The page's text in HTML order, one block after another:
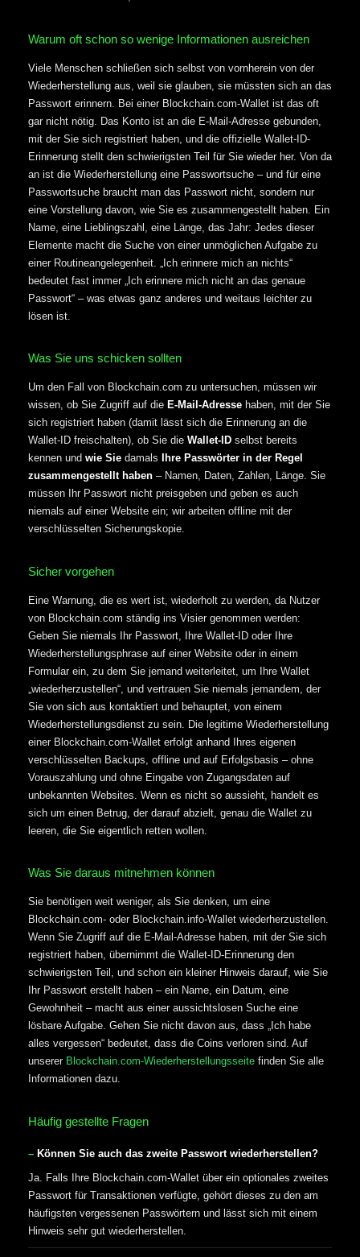
Warum oft schon so wenige Informationen ausreichen
Viele Menschen schließen sich selbst von vornherein von der
Wiederherstellung aus, weil sie glauben, sie müssten sich an das
Passwort erinnern. Bei einer Blockchain.com-Wallet ist das oft
gar nicht nötig. Das Konto ist an die E-Mail-Adresse gebunden,
mit der Sie sich registriert haben, und die offizielle Wallet-ID-
Erinnerung stellt den schwierigsten Teil für Sie wieder her. Von da
an ist die Wiederherstellung eine Passwortsuche – und für eine
Passwortsuche braucht man das Passwort nicht, sondern nur
eine Vorstellung davon, wie Sie es zusammengestellt haben. Ein
Name, eine Lieblingszahl, eine Länge, das Jahr: Jedes dieser
Elemente macht die Suche von einer unmöglichen Aufgabe zu
einer Routineangelegenheit. „Ich erinnere mich an nichts“
bedeutet fast immer „Ich erinnere mich nicht an das genaue
Passwort“ – was etwas ganz anderes und weitaus leichter zu
lösen ist.
Was Sie uns schicken sollten
Um den Fall von Blockchain.com zu untersuchen, müssen wir
wissen, ob Sie Zugriff auf die E-Mail-Adresse haben, mit der Sie
sich registriert haben (damit lässt sich die Erinnerung an die
Wallet-ID freischalten), ob Sie die Wallet-ID selbst bereits
kennen und wie Sie damals
Ihre Passwörter in der Regel
zusammengestellt haben – Namen, Daten, Zahlen, Länge. Sie
müssen Ihr Passwort nicht preisgeben und geben es auch
niemals auf einer Website ein; wir arbeiten offline mit der
verschlüsselten Sicherungskopie.
Sicher vorgehen
Eine Warnung, die es wert ist, wiederholt zu werden, da Nutzer
von Blockchain.com ständig ins Visier genommen werden:
Geben Sie niemals Ihr Passwort, Ihre Wallet-ID oder Ihre
Wiederherstellungsphrase auf einer Website oder in einem
Formular ein, zu dem Sie jemand weiterleitet, um Ihre Wallet
„wiederherzustellen“, und vertrauen Sie niemals jemandem, der
Sie von sich aus kontaktiert und behauptet, von einem
Wiederherstellungsdienst zu sein. Die legitime Wiederherstellung
einer Blockchain.com-Wallet erfolgt anhand Ihres eigenen
verschlüsselten Backups, offline und auf Erfolgsbasis – ohne
Vorauszahlung und ohne Eingabe von Zugangsdaten auf
unbekannten Websites. Wenn es nicht so aussieht, handelt es
sich um einen Betrug, der darauf abzielt, genau die Wallet zu
leeren, die Sie eigentlich retten wollen.
Was Sie daraus mitnehmen können
Sie benötigen weit weniger, als Sie denken, um eine
Blockchain.com- oder Blockchain.info-Wallet wiederherzustellen.
Wenn Sie Zugriff auf die E-Mail-Adresse haben, mit der Sie sich
registriert haben, übernimmt die Wallet-ID-Erinnerung den
schwierigsten Teil, und schon ein kleiner Hinweis darauf, wie Sie
Ihr Passwort erstellt haben – ein Name, ein Datum, eine
Gewohnheit – macht aus einer aussichtslosen Suche eine
lösbare Aufgabe. Gehen Sie nicht davon aus, dass „Ich habe
alles vergessen“ bedeutet, dass die Coins verloren sind. Auf
unserer Blockchain.com-Wiederherstellungsseite finden Sie alle
Informationen dazu.
Häufig gestellte Fragen
Können Sie auch das zweite Passwort wiederherstellen?
Ja. Falls Ihre Blockchain.com-Wallet über ein optionales zweites
Passwort für Transaktionen verfügte, gehört dieses zu den am
häufigsten vergessenen Passwörtern und lässt sich mit einem
Hinweis sehr gut wiederherstellen.